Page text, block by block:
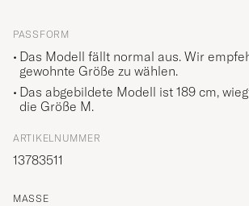
PASSFORM
Das Modell fällt normal aus. Wir
gewohnte Größe zu wählen.
Das abgebildete Modell ist 189 cm,
die Größe M.
ARTIKELNUMMER
13783511
MASSE